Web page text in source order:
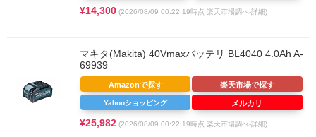
¥14,300 (2026/08/09 00:22:19時点 楽天市場調べ-詳細)
マキタ(Makita) 40Vmaxバッテリ BL4040 4.0Ah A-
69939
¥25,982 (2026/08/09 00:22:19時点 楽天市場調べ-詳細)
Amazonで探す 楽天市場で探す
Yahooショッピング メルカリ